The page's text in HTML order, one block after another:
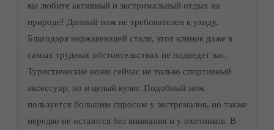
вы любите активный и экстримальный отдых на
природе! Данный нож не требователен к уходу.
Благодаря нержавеющей стали, этот клинок даже в
самых трудных обстоятельствах не подведет вас.
Туристические ножи сейчас не только спортивный
аксессуар, но и целый культ. Подобный нож
пользуется большим спросом у экстремалов, но также
нередко не остаются без внимания и у охотников. В